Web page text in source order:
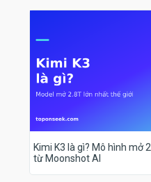
Kimi K3 là gì? Mô hình mở
từ Moonshot AI